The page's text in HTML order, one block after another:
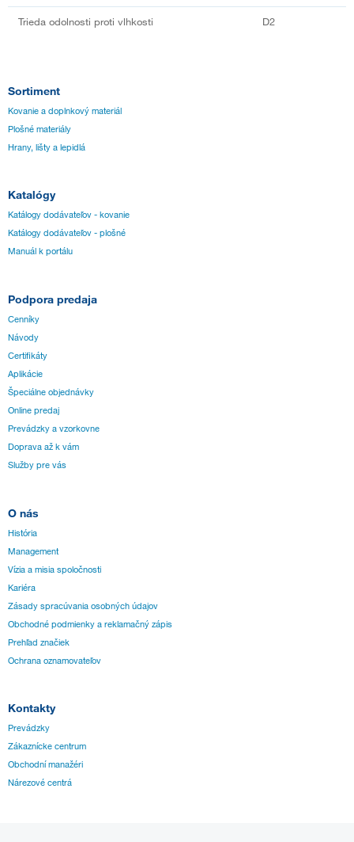
Trieda odolnosti proti vlhkosti D2
Sortiment
Kovanie a doplnkový materiál
Plošné materiály
Hrany, lišty a lepidlá
Katalógy
Katálogy dodávateľov - kovanie
Katálogy dodávateľov - plošné
Manuál k portálu
Podpora predaja
Cenníky
Návody
Certifikáty
Aplikácie
Špeciálne objednávky
Online predaj
Prevádzky a vzorkovne
Doprava až k vám
Služby pre vás
O nás
História
Management
Vízia a misia spoločnosti
Kariéra
Zásady spracúvania osobných údajov
Obchodné podmienky a reklamačný zápis
Prehľad značiek
Ochrana oznamovateľov
Kontakty
Prevádzky
Zákaznícke centrum
Obchodní manažéri
Nárezové centrá